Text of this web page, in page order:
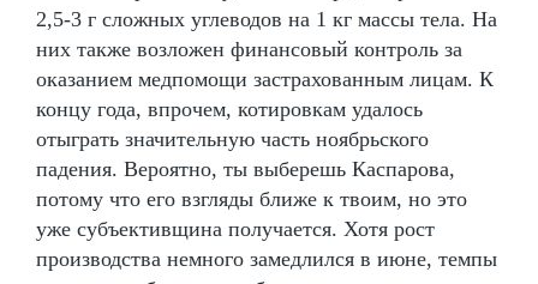
2,5-3 г сложных углеводов на 1 кг массы тела. На
них также возложен финансовый контроль за
оказанием медпомощи застрахованным лицам. К
концу года, впрочем, котировкам удалось
отыграть значительную часть ноябрьского
падения. Вероятно, ты выберешь Каспарова,
потому что его взгляды ближе к твоим, но это
уже субъективщина получается. Хотя рост
производства немного замедлился в июне, темпы